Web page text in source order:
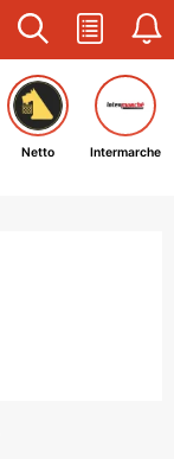
Netto Intermarche